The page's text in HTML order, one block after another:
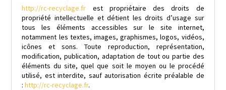
http://rc-recyclage.fr
est propriétaire des droits de
propriété intellectuelle et détient les droits d’usage sur
tous les éléments accessibles sur le site internet,
notamment les textes, images, graphismes, logos, vidéos,
icônes et sons. Toute reproduction, représentation,
modification, publication, adaptation de tout ou partie des
éléments du site, quel que soit le moyen ou le procédé
utilisé, est interdite, sauf autorisation écrite préalable de
: http://rc-recyclage.fr.